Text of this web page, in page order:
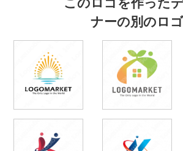
ナーの別のロゴ